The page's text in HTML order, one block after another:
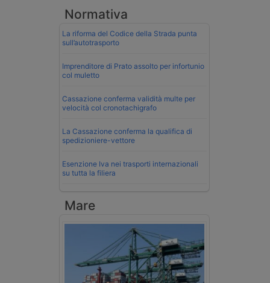
Normativa
La riforma del Codice della Strada punta
sull’autotrasporto
Imprenditore di Prato assolto per infortunio
col muletto
Cassazione conferma validità multe per
velocità col cronotachigrafo
La Cassazione conferma la qualifica di
spedizioniere-vettore
Esenzione Iva nei trasporti internazionali
su tutta la filiera
Mare